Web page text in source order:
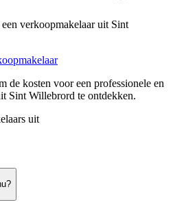
verkoopmakelaar uit Sint
de kosten voor een professionele en
Sint Willebrord te ontdekken.
uit